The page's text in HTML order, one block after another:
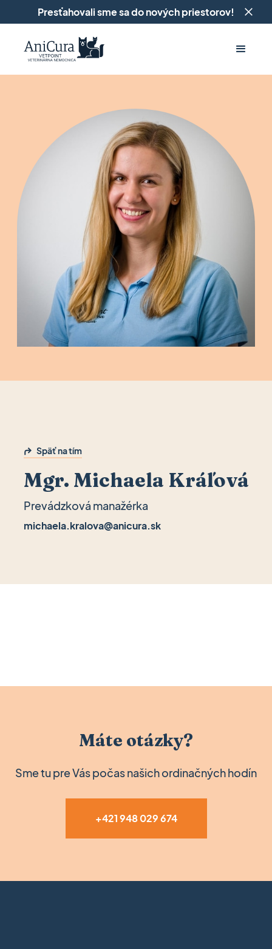
Presťahovali sme sa do nových priestorov!
Späť na tím
Mgr. Michaela Kráľová
Prevádzková manažérka
michaela.kralova@anicura.sk
Máte otázky?
Sme tu pre Vás počas našich ordinačných hodín
+421 948 029 674